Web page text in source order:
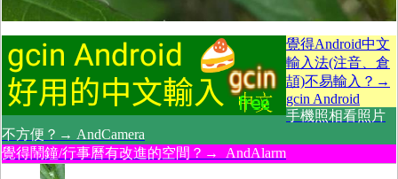
覺得Android中文
輸入法(注音、倉
頡)不易輸入？→
gcin Android
手機照相看照片
不方便？→ AndCamera
覺得鬧鐘/行事曆有改進的空間？→ AndAlarm